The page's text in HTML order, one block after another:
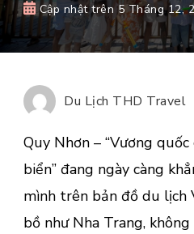
Cập nhật trên5 Tháng 12,
Du Lịch THD Travel
Quy Nhơn – “Vương
biển” đang ngày càng
mình trên bản đồ du lịch
bồ như Nha Trang,